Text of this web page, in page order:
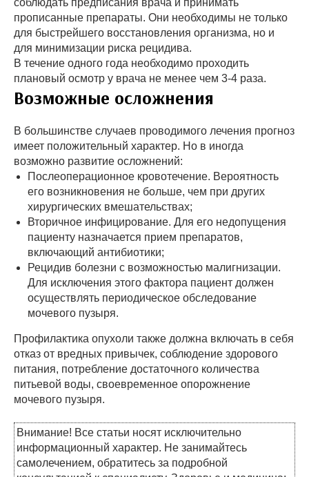
соблюдать предписания врача и принимать
прописанные препараты. Они необходимы не только
для быстрейшего восстановления организма, но и
для минимизации риска рецидива.
В течение одного года необходимо проходить
плановый осмотр у врача не менее чем 3-4 раза.
Возможные осложнения
В большинстве случаев проводимого лечения прогноз
имеет положительный характер. Но в иногда
возможно развитие осложнений:
Послеоперационное кровотечение. Вероятность
его возникновения не больше, чем при других
хирургических вмешательствах;
Вторичное инфицирование. Для его недопущения
пациенту назначается прием препаратов,
включающий антибиотики;
Рецидив болезни с возможностью малигнизации.
Для исключения этого фактора пациент должен
осуществлять периодическое обследование
мочевого пузыря.
Профилактика опухоли также должна включать в себя
отказ от вредных привычек, соблюдение здорового
питания, потребление достаточного количества
питьевой воды, своевременное опорожнение
мочевого пузыря.
Внимание! Все статьи носят исключительно
информационный характер. Не занимайтесь
самолечением, обратитесь за подробной